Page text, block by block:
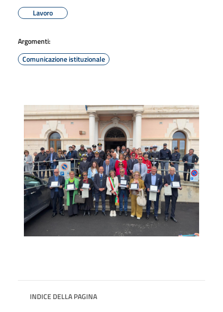
Lavoro
Argomenti:
Comunicazione istituzionale
INDICE DELLA PAGINA